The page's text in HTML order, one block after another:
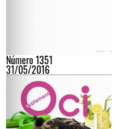
Número 1351
31/05/2016